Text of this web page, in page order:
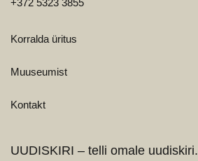
+372 5323 3855
Korralda üritus
Muuseumist
Kontakt
UUDISKIRI – telli omale uudiskiri.